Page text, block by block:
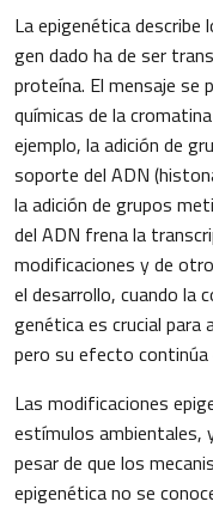
La epigenética describe
gen dado ha de ser
proteína. El mensaje se
químicas de la
ejemplo, la adición de
soporte del ADN
la adición de grupos
del ADN frena la
modificaciones y de
el desarrollo, cuando la
genética es crucial para
pero su efecto continúa
Las modificaciones
estímulos ambientales,
pesar de que los
epigenética no se